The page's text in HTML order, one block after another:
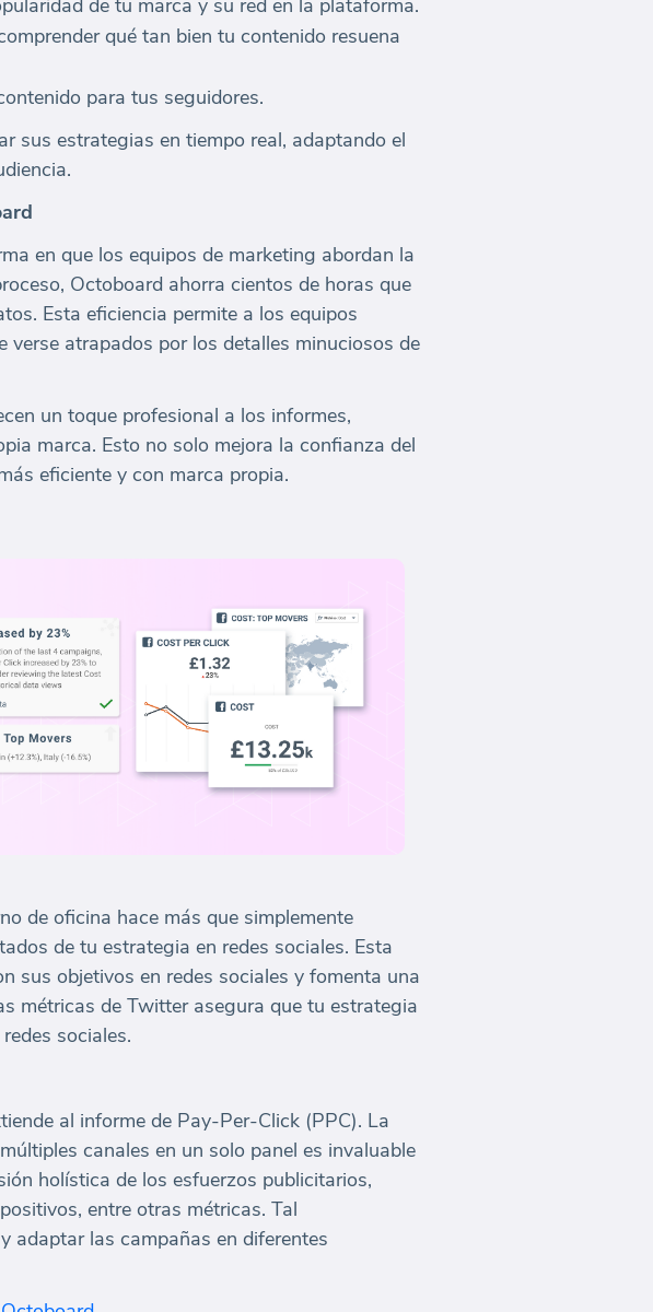
de tu marca y su red en la plataforma.
qué tan bien tu contenido resuena
para tus seguidores.
sus estrategias en tiempo real, adaptando el
en que los equipos de marketing abordan la
Octoboard ahorra cientos de horas que
Esta eficiencia permite a los equipos
atrapados por los detalles minuciosos de
un toque profesional a los informes,
marca. Esto no solo mejora la confianza del
eficiente y con marca propia.
de oficina hace más que simplemente
de tu estrategia en redes sociales. Esta
sus objetivos en redes sociales y fomenta una
métricas de Twitter asegura que tu estrategia
sociales.
al informe de Pay-Per-Click (PPC). La
canales en un solo panel es invaluable
holística de los esfuerzos publicitarios,
entre otras métricas. Tal
adaptar las campañas en diferentes